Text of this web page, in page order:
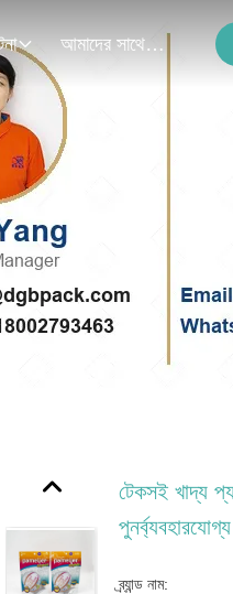
আমাদের সাথে যোগাযোগ
টেকসই খাদ্য
ব্র্যান্ড নাম: